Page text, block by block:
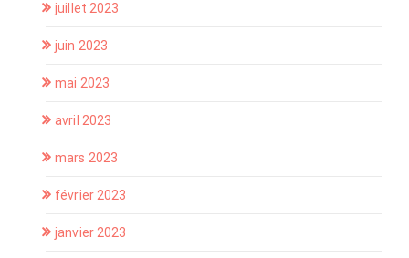
juillet 2023
juin 2023
mai 2023
avril 2023
mars 2023
février 2023
janvier 2023